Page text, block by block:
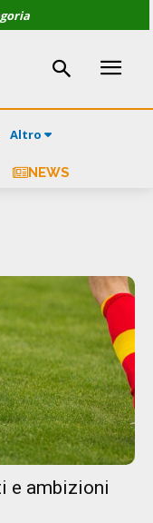
Altro
NEWS
e ambizioni